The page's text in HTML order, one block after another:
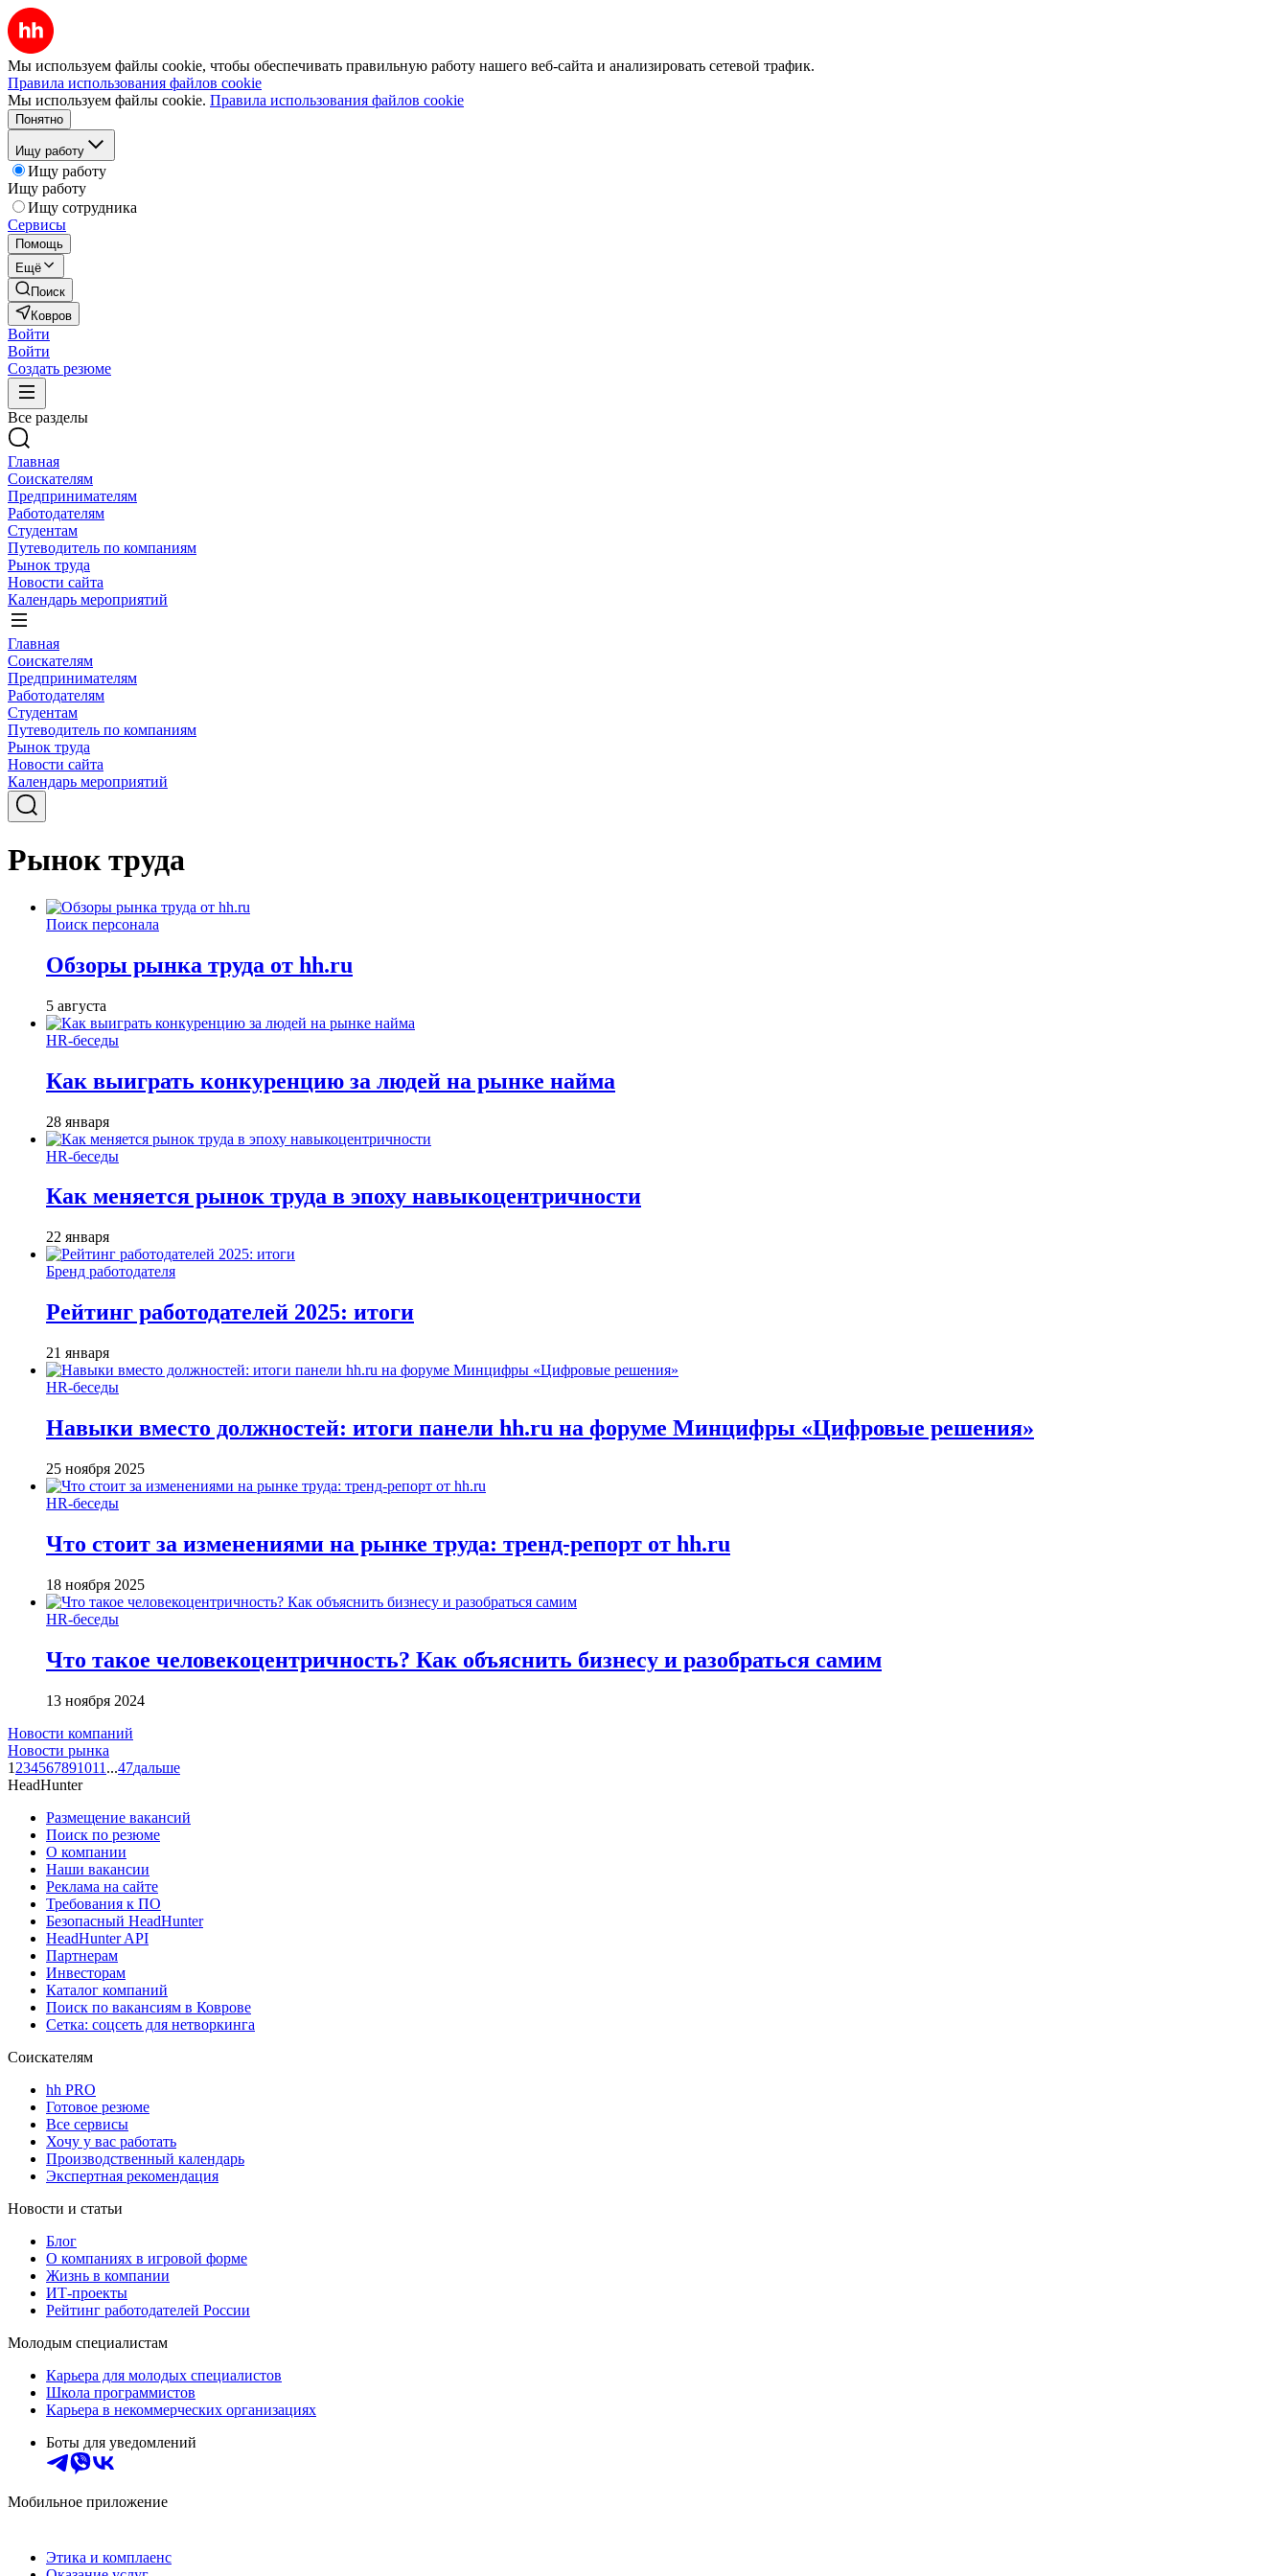
Мы используем файлы cookie, чтобы обеспечивать правильную работу нашего веб-сайта и анализировать сетевой трафик.
Правила использования файлов cookie
Мы используем файлы cookie. Правила использования файлов cookie
Понятно
Ищу работу
Ищу работу
Ищу работу
Ищу сотрудника
Сервисы
Помощь
Ещё
Поиск
Ковров
Войти
Войти
Создать резюме
Все разделы
Главная
Соискателям
Предпринимателям
Работодателям
Студентам
Путеводитель по компаниям
Рынок труда
Новости сайта
Календарь мероприятий
Главная
Соискателям
Предпринимателям
Работодателям
Студентам
Путеводитель по компаниям
Рынок труда
Новости сайта
Календарь мероприятий
Рынок труда
Поиск персонала
Обзоры рынка труда от hh.ru
5 августа
HR-беседы
Как выиграть конкуренцию за людей на рынке найма
28 января
HR-беседы
Как меняется рынок труда в эпоху навыкоцентричности
22 января
Бренд работодателя
Рейтинг работодателей 2025: итоги
21 января
HR-беседы
Навыки вместо должностей: итоги панели hh.ru на форуме Минцифры «Цифровые решения»
25 ноября 2025
HR-беседы
Что стоит за изменениями на рынке труда: тренд-репорт от hh.ru
18 ноября 2025
HR-беседы
Что такое человеко­центричность? Как объяснить бизнесу и разобраться самим
13 ноября 2024
Новости компаний
Новости рынка
1 234567891011 ...47дальше
HeadHunter
Размещение вакансий
Поиск по резюме
О компании
Наши вакансии
Реклама на сайте
Требования к ПО
Безопасный HeadHunter
HeadHunter API
Партнерам
Инвесторам
Каталог компаний
Поиск по вакансиям в Коврове
Сетка: соцсеть для нетворкинга
Соискателям
hh PRO
Готовое резюме
Все сервисы
Хочу у вас работать
Производственный календарь
Экспертная рекомендация
Новости и статьи
Блог
О компаниях в игровой форме
Жизнь в компании
ИТ-проекты
Рейтинг работодателей России
Молодым специалистам
Карьера для молодых специалистов
Школа программистов
Карьера в некоммерческих организациях
Боты для уведомлений
Мобильное приложение
Этика и комплаенс